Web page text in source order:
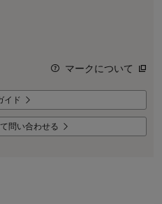
マークについて
イド
問い合わせる